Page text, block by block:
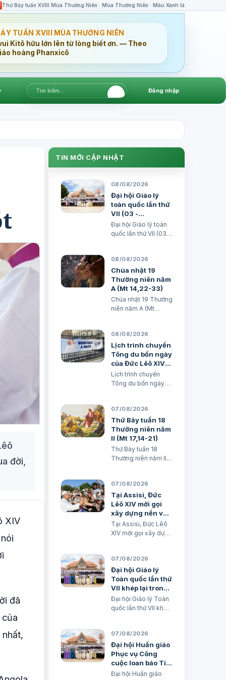
Thứ Bảy tuần XVIII Mùa Thường Niên · Mùa Thường Niên · Màu Xanh lá
TUẦN XVIII MÙA THƯỜNG NIÊN
Kitô hữu lớn lên từ lòng biết ơn. — Theo
hoàng Phanxicô
Đăng nhập
đời,
XIV
đã
của
TIN MỚI CẬP NHẬT
08/08/2026
Đại hội Giáo lý
toàn quốc lần thứ
VII (03 -
06/8/2026) - Bản
ghi nhớ
Đại hội Giáo lý toàn
quốc lần thứ VII (03 -
& Lm. Micae Khắc
Minh
08/08/2026
Chúa nhật 19
Thường niên năm
A (Mt 14,22-33)
Chúa nhật 19 Thường
niên năm A (Mt
& các tác giả
08/08/2026
Lịch trình chuyến
Tông du bốn ngày
của Đức Lêô XIV
tại Pháp
Lịch trình chuyến
Tông du bốn ngày
dịch
07/08/2026
Thứ Bảy tuần 18
Thường niên năm
II (Mt 17,14-21)
Thứ Bảy tuần 18
Thường niên năm II
& các tác giả Ngày
08/08/2026 “Tôi đã
đem cháu đến cho
các môn đệ Ngài
chữa, nhưng các ông
không chữa được”.
07/08/2026
Tại Assisi, Đức
Lêô XIV mời gọi
xây dựng nền văn
minh tình thương
Tại Assisi, Đức Lêô
XIV mời gọi xây dựng
biên dịch
07/08/2026
Đại hội Giáo lý
Toàn quốc lần thứ
VII khép lại trong
hiệp thông và mở
ra một hướng đi
Đại hội Giáo lý Toàn
quốc lần thứ VII khép
đi mới Lm. Micae
Nguyễn Khắc Minh
07/08/2026
Đại hội Huấn giáo
Phục vụ Công
cuộc loan báo Tin
mừng Toàn quốc
Đại hội Huấn giáo